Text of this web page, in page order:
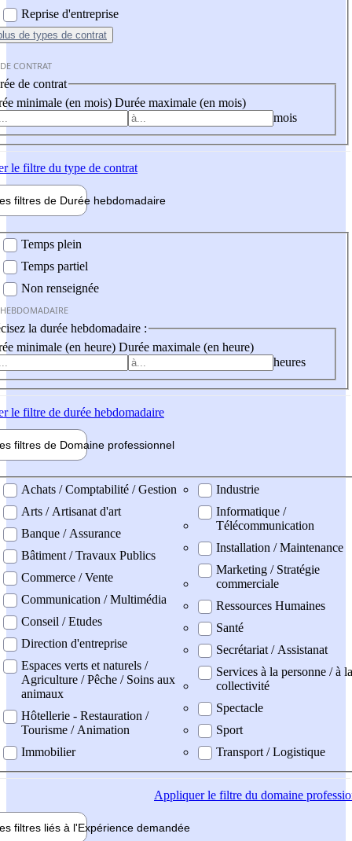
Reprise d'entreprise
de types de contrat
CONTRAT
de contrat
minimale (en mois) Durée maximale (en mois)
mois
le filtre du type de contrat
filtres de Durée hebdomadaire
Temps plein
Temps partiel
Non renseignée
la durée hebdomadaire :
minimale (en heure) Durée maximale (en heure)
heures
le filtre de durée hebdomadaire
filtres de Domaine professionnel
professionel
Achats / Comptabilité / Gestion
Arts / Artisanat d'art
Banque / Assurance
Bâtiment / Travaux Publics
Commerce / Vente
Communication / Multimédia
Conseil / Etudes
Direction d'entreprise
Espaces verts et naturels /
Agriculture / Pêche / Soins aux
animaux
Hôtellerie - Restauration /
Tourisme / Animation
Immobilier
Industrie
Informatique /
Télécommunication
Installation / Maintenance
Marketing / Stratégie
commerciale
Ressources Humaines
Santé
Secrétariat / Assistanat
Services à la personne / à la
collectivité
Spectacle
Sport
Transport / Logistique
Appliquerle filtre du domaine
filtres liés à l'Expérience demandée